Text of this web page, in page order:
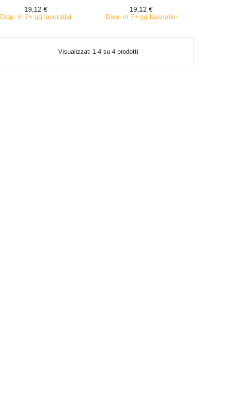
19,12 €
Disp. in 7+ gg lavorativi
19,12 €
Disp. in 7+ gg lavorativi
Visualizzati 1-4 su 4 prodotti